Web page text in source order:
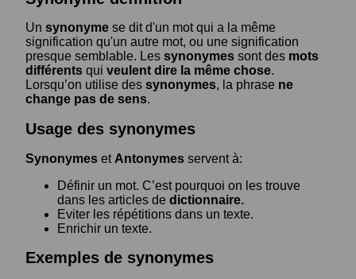
Un synonyme se dit d'un mot qui a la même
signification qu'un autre mot, ou une signification
presque semblable. Les synonymes sont des mots
différents qui veulent dire la même chose.
Lorsqu’on utilise des synonymes, la phrase ne
change pas de sens.
Usage des synonymes
Synonymes et Antonymes servent à:
Définir un mot. C’est pourquoi on les trouve
dans les articles de dictionnaire.
Eviter les répétitions dans un texte.
Enrichir un texte.
Exemples de synonymes